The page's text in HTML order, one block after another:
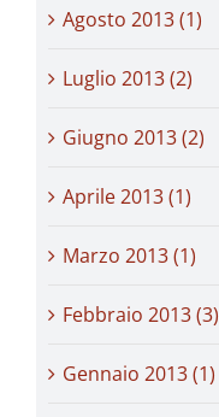
Agosto 2013 (1)
Luglio 2013 (2)
Giugno 2013 (2)
Aprile 2013 (1)
Marzo 2013 (1)
Febbraio 2013 (3)
Gennaio 2013 (1)